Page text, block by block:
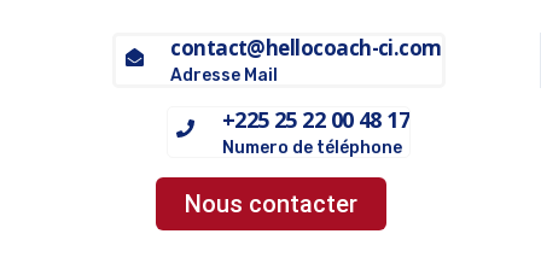
contact@hellocoach-ci.com
Adresse Mail
+225 25 22 00 48 17
Numero de téléphone
Nous contacter